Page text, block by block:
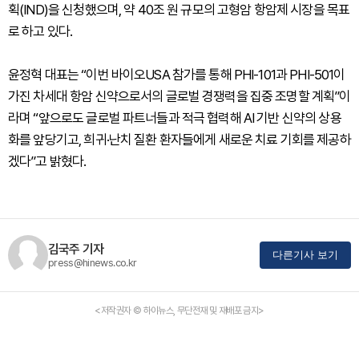
획(IND)을 신청했으며, 약 40조 원 규모의 고형암 항암제 시장을 목표
로 하고 있다.
윤정혁 대표는 “이번 바이오USA 참가를 통해 PHI-101과 PHI-501이
가진 차세대 항암 신약으로서의 글로벌 경쟁력을 집중 조명할 계획”이
라며 “앞으로도 글로벌 파트너들과 적극 협력해 AI 기반 신약의 상용
화를 앞당기고, 희귀·난치 질환 환자들에게 새로운 치료 기회를 제공하
겠다”고 밝혔다.
김국주 기자
press@hinews.co.kr
다른기사 보기
<저작권자 © 하이뉴스, 무단전재 및 재배포 금지>